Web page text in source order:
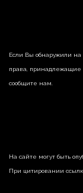
Если Вы обнаружили
права, принадлежащие
сообщите нам.
На сайте могут быть
При цитировании